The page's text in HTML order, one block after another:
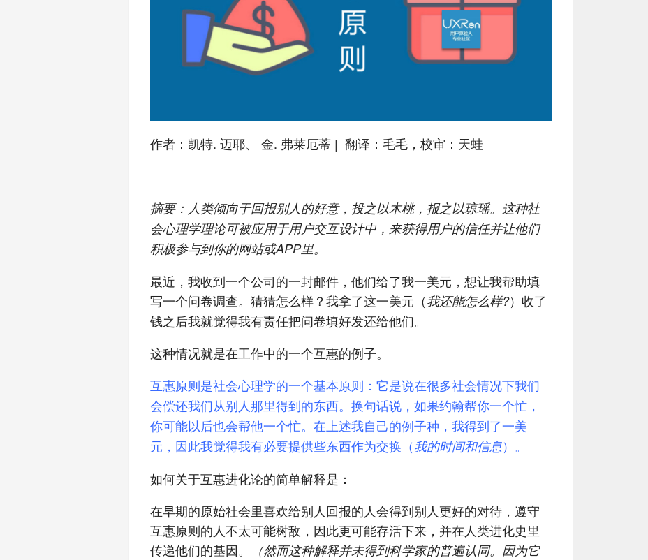
作者：凯特. 迈耶、 金. 弗莱厄蒂 | 翻译：毛毛，校审：天蛙
摘要：人类倾向于回报别人的好意，投之以木桃，报之以琼瑶。这种社
会心理学理论可被应用于用户交互设计中，来获得用户的信任并让他们
积极参与到你的网站或APP里。
最近，我收到一个公司的一封邮件，他们给了我一美元，想让我帮助填
写一个问卷调查。猜猜怎么样？我拿了这一美元（我还能怎么样?）收了
钱之后我就觉得我有责任把问卷填好发还给他们。
这种情况就是在工作中的一个互惠的例子。
互惠原则是社会心理学的一个基本原则：它是说在很多社会情况下我们
会偿还我们从别人那里得到的东西。换句话说，如果约翰帮你一个忙，
你可能以后也会帮他一个忙。在上述我自己的例子种，我得到了一美
元，因此我觉得我有必要提供些东西作为交换（我的时间和信息）。
如何关于互惠进化论的简单解释是：
在早期的原始社会里喜欢给别人回报的人会得到别人更好的对待，遵守
互惠原则的人不太可能树敌，因此更可能存活下来，并在人类进化史里
传递他们的基因。
（然而这种解释并未得到科学家的普遍认同。因为它